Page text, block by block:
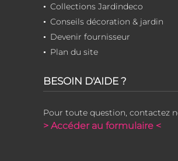
Collections Jardindeco
Conseils décoration & jardin
Devenir fournisseur
Plan du site
BESOIN D'AIDE ?
Pour toute question, contactez
> Accéder au formulaire <